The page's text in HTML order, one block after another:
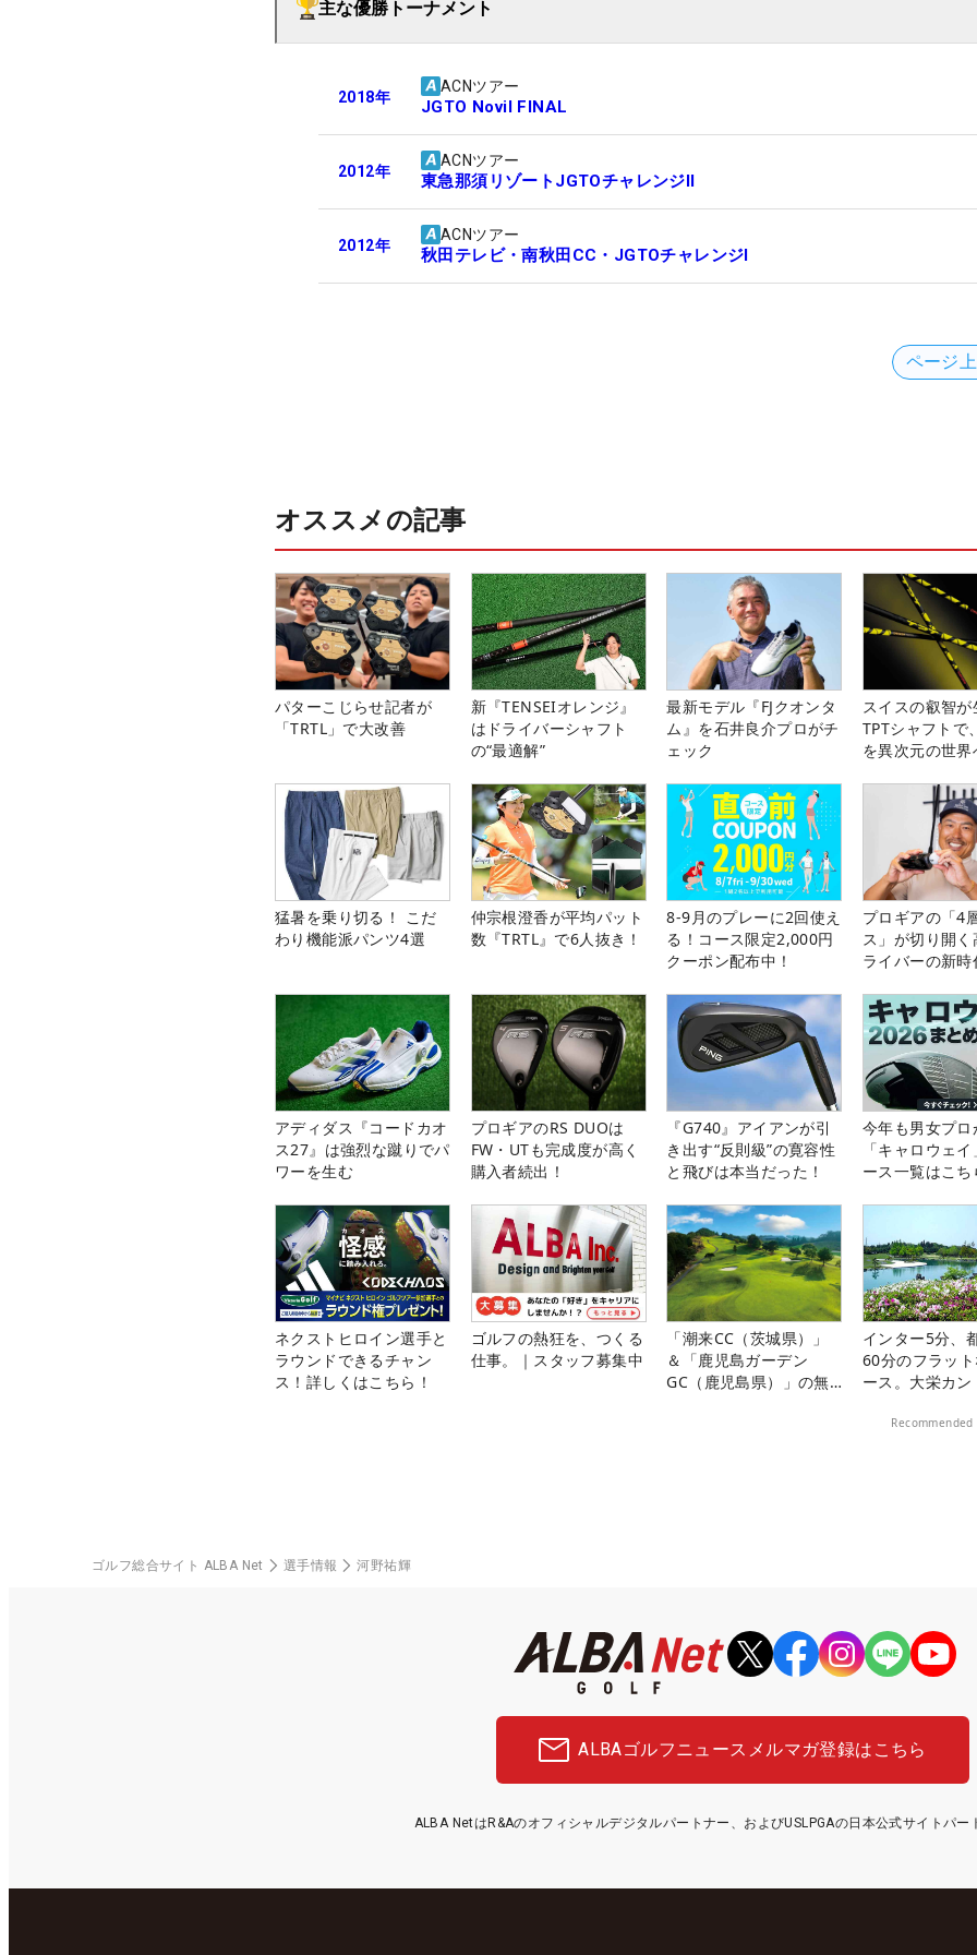
主な優勝トーナメント
2018年
ACNツアー
JGTO Novil FINAL
2012年
ACNツアー
東急那須リゾートJGTOチャレンジII
2012年
ACNツアー
秋田テレビ・南秋田CC・JGTOチャレンジI
ページ
オススメの記事
パターこじらせ記者が
「TRTL」で大改善
新『TENSEIオレンジ』
はドライバーシャフト
の“最適解”
最新モデル『FJクオンタ
ム』を石井良介プロがチ
ェック
スイスの叡智
TPTシャフトで
を異次元の世界
猛暑を乗り切る！ こだ
わり機能派パンツ4選
仲宗根澄香が平均パット
数『TRTL』で6人抜き！
8-9月のプレーに2回使え
る！コース限定2,000円
クーポン配布中！
プロギアの「4
ス」が切り開
ライバーの新時
アディダス『コードカオ
ス27』は強烈な蹴りでパ
ワーを生む
プロギアのRS DUOは
FW・UTも完成度が高く
購入者続出！
『G740』アイアンが引
き出す“反則級”の寛容性
と飛びは本当だった！
今年も男女プロ
「キャロウェ
ース一覧はこち
ネクストヒロイン選手と
ラウンドできるチャン
ス！詳しくはこちら！
ゴルフの熱狂を、つくる
仕事。｜スタッフ募集中
「潮来CC（茨城県）」
＆「鹿児島ガーデン
GC（鹿児島県）」の無
インター5分、
60分のフラッ
ース。大栄カ
Recommended
ゴルフ総合サイト ALBA Net 選手情報 河野祐輝
ALBAゴルフニュース メルマガ登録はこちら
ALBA NetはR&Aのオフィシャルデジタルパートナー、およびUSLPGAの日本公式サイトパー